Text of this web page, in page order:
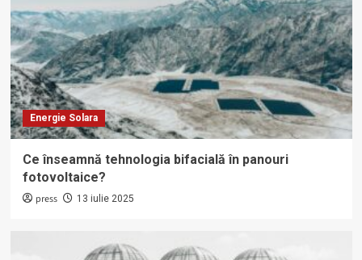
Energie Solara
Ce înseamnă tehnologia bifacială în panouri
fotovoltaice?
press 13 iulie 2025